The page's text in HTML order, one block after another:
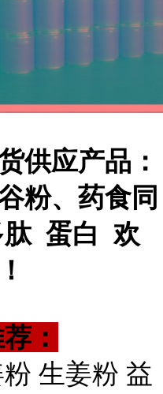
供应产品：
粉、药食同
肽 蛋白 欢
：
生姜粉 益